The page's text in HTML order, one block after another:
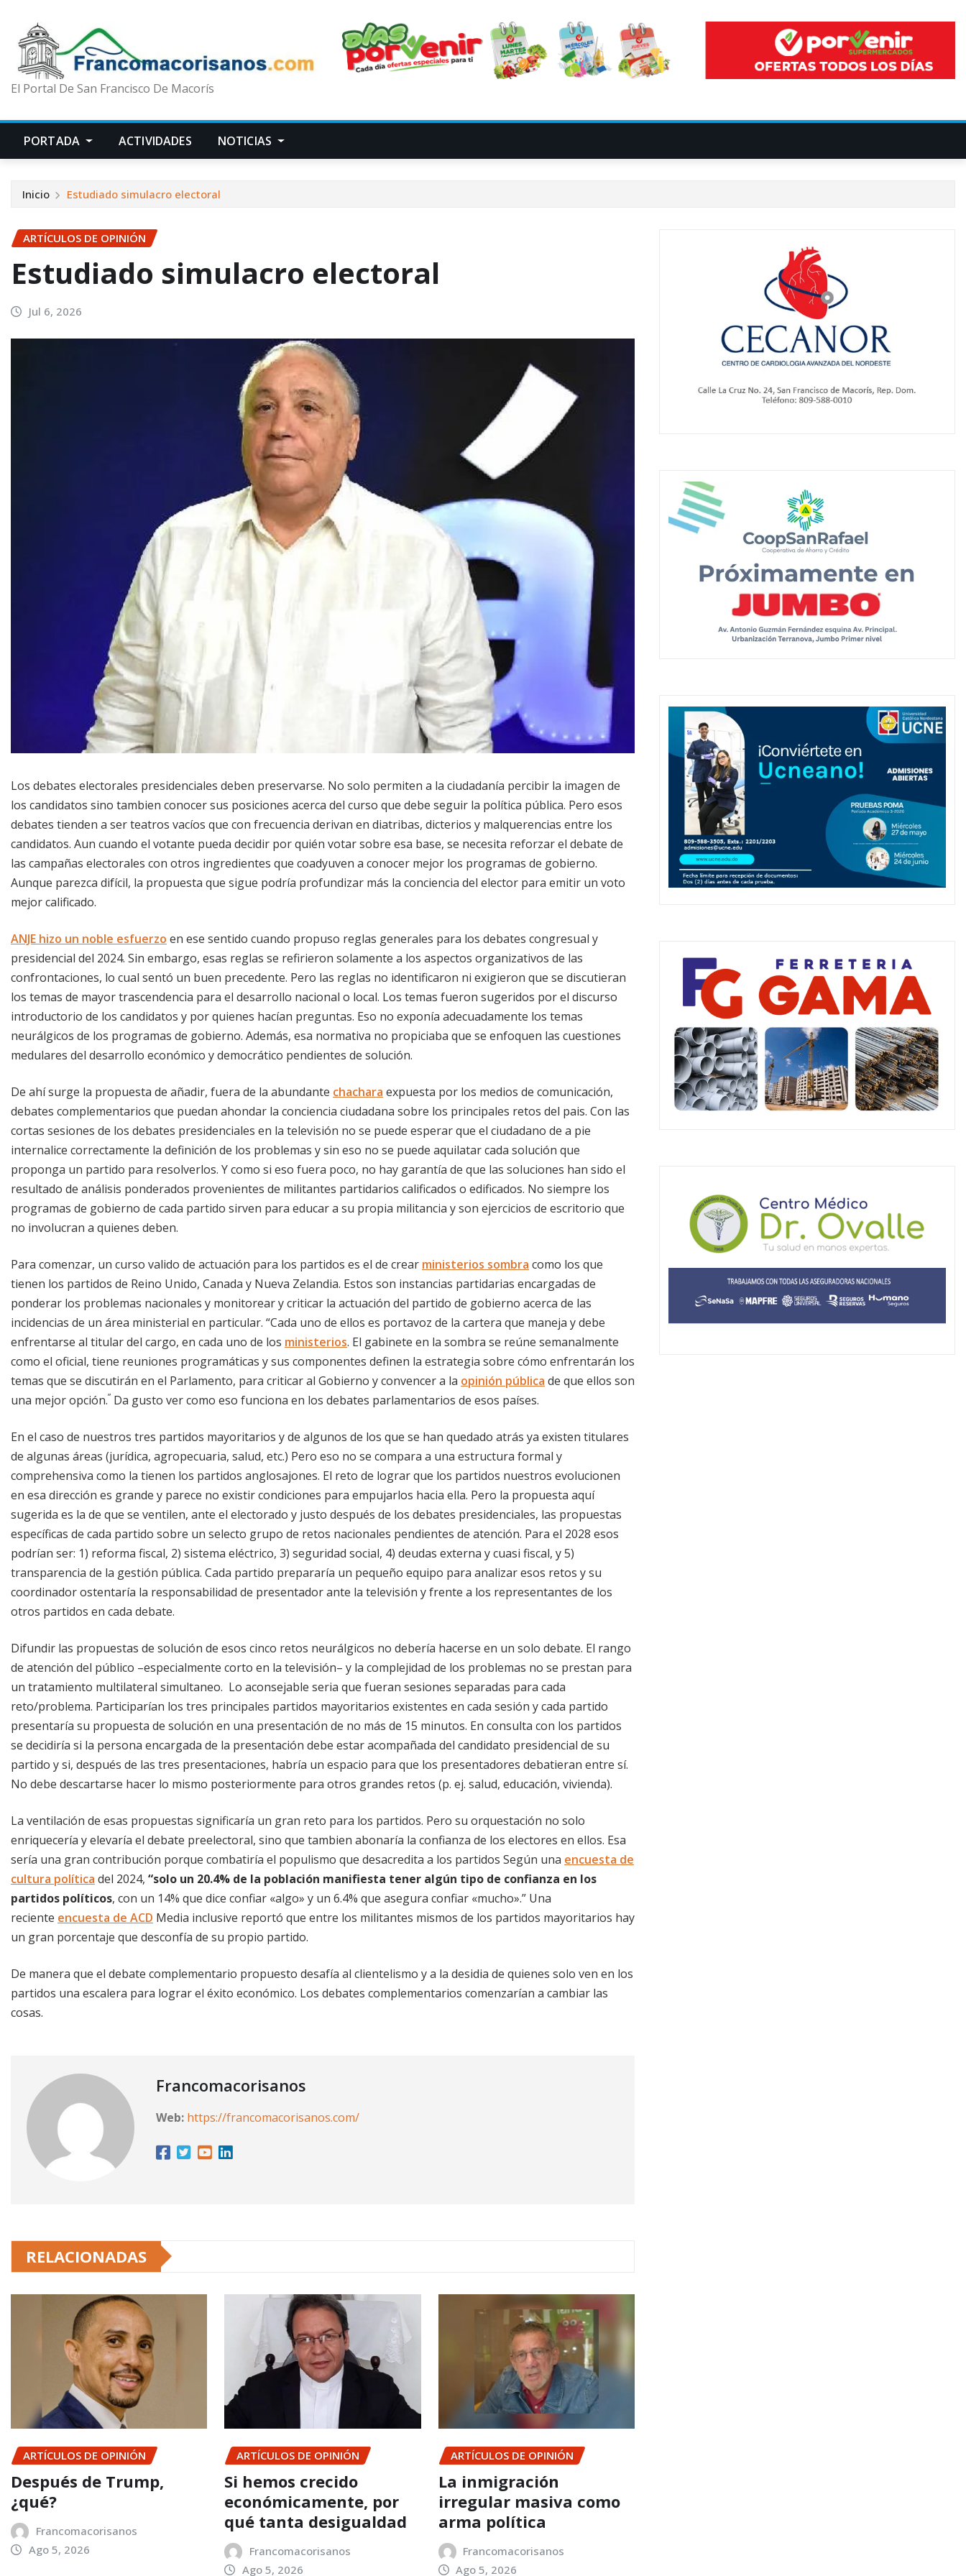
El Portal De San Francisco De Macorís
PORTADA ACTIVIDADES NOTICIAS
Inicio Estudiado simulacro electoral
ARTÍCULOS DE OPINIÓN
Estudiado simulacro electoral
Jul 6, 2026
Los debates electorales presidenciales deben preservarse. No solo permiten a la ciudadanía percibir la imagen de
los candidatos sino tambien conocer sus posiciones acerca del curso que debe seguir la política pública. Pero esos
debates tienden a ser teatros vacíos que con frecuencia derivan en diatribas, dicterios y malquerencias entre los
candidatos. Aun cuando el votante pueda decidir por quién votar sobre esa base, se necesita reforzar el debate de
las campañas electorales con otros ingredientes que coadyuven a conocer mejor los programas de gobierno.
Aunque parezca difícil, la propuesta que sigue podría profundizar más la conciencia del elector para emitir un voto
mejor calificado.
ANJE hizo un noble esfuerzo en ese sentido cuando propuso reglas generales para los debates congresual y
presidencial del 2024. Sin embargo, esas reglas se refirieron solamente a los aspectos organizativos de las
confrontaciones, lo cual sentó un buen precedente. Pero las reglas no identificaron ni exigieron que se discutieran
los temas de mayor trascendencia para el desarrollo nacional o local. Los temas fueron sugeridos por el discurso
introductorio de los candidatos y por quienes hacían preguntas. Eso no exponía adecuadamente los temas
neurálgicos de los programas de gobierno. Además, esa normativa no propiciaba que se enfoquen las cuestiones
medulares del desarrollo económico y democrático pendientes de solución.
De ahí surge la propuesta de añadir, fuera de la abundante chachara expuesta por los medios de comunicación,
debates complementarios que puedan ahondar la conciencia ciudadana sobre los principales retos del pais. Con las
cortas sesiones de los debates presidenciales en la televisión no se puede esperar que el ciudadano de a pie
internalice correctamente la definición de los problemas y sin eso no se puede aquilatar cada solución que
proponga un partido para resolverlos. Y como si eso fuera poco, no hay garantía de que las soluciones han sido el
resultado de análisis ponderados provenientes de militantes partidarios calificados o edificados. No siempre los
programas de gobierno de cada partido sirven para educar a su propia militancia y son ejercicios de escritorio que
no involucran a quienes deben.
Para comenzar, un curso valido de actuación para los partidos es el de crear ministerios sombra como los que
tienen los partidos de Reino Unido, Canada y Nueva Zelandia. Estos son instancias partidarias encargadas de
ponderar los problemas nacionales y monitorear y criticar la actuación del partido de gobierno acerca de las
incidencias de un área ministerial en particular. “Cada uno de ellos es portavoz de la cartera que maneja y debe
enfrentarse al titular del cargo, en cada uno de los ministerios. El gabinete en la sombra se reúne semanalmente
como el oficial, tiene reuniones programáticas y sus componentes definen la estrategia sobre cómo enfrentarán los
temas que se discutirán en el Parlamento, para criticar al Gobierno y convencer a la opinión pública de que ellos son
una mejor opción.” Da gusto ver como eso funciona en los debates parlamentarios de esos países.
En el caso de nuestros tres partidos mayoritarios y de algunos de los que se han quedado atrás ya existen titulares
de algunas áreas (jurídica, agropecuaria, salud, etc.) Pero eso no se compara a una estructura formal y
comprehensiva como la tienen los partidos anglosajones. El reto de lograr que los partidos nuestros evolucionen
en esa dirección es grande y parece no existir condiciones para empujarlos hacia ella. Pero la propuesta aquí
sugerida es la de que se ventilen, ante el electorado y justo después de los debates presidenciales, las propuestas
específicas de cada partido sobre un selecto grupo de retos nacionales pendientes de atención. Para el 2028 esos
podrían ser: 1) reforma fiscal, 2) sistema eléctrico, 3) seguridad social, 4) deudas externa y cuasi fiscal, y 5)
transparencia de la gestión pública. Cada partido prepararía un pequeño equipo para analizar esos retos y su
coordinador ostentaría la responsabilidad de presentador ante la televisión y frente a los representantes de los
otros partidos en cada debate.
Difundir las propuestas de solución de esos cinco retos neurálgicos no debería hacerse en un solo debate. El rango
de atención del público –especialmente corto en la televisión– y la complejidad de los problemas no se prestan para
un tratamiento multilateral simultaneo. Lo aconsejable seria que fueran sesiones separadas para cada
reto/problema. Participarían los tres principales partidos mayoritarios existentes en cada sesión y cada partido
presentaría su propuesta de solución en una presentación de no más de 15 minutos. En consulta con los partidos
se decidiría si la persona encargada de la presentación debe estar acompañada del candidato presidencial de su
partido y si, después de las tres presentaciones, habría un espacio para que los presentadores debatieran entre sí.
No debe descartarse hacer lo mismo posteriormente para otros grandes retos (p. ej. salud, educación, vivienda).
La ventilación de esas propuestas significaría un gran reto para los partidos. Pero su orquestación no solo
enriquecería y elevaría el debate preelectoral, sino que tambien abonaría la confianza de los electores en ellos. Esa
sería una gran contribución porque combatiría el populismo que desacredita a los partidos Según una encuesta de
cultura política del 2024, “solo un 20.4% de la población manifiesta tener algún tipo de confianza en los
partidos políticos, con un 14% que dice confiar «algo» y un 6.4% que asegura confiar «mucho».” Una
reciente encuesta de ACD Media inclusive reportó que entre los militantes mismos de los partidos mayoritarios hay
un gran porcentaje que desconfía de su propio partido.
De manera que el debate complementario propuesto desafía al clientelismo y a la desidia de quienes solo ven en los
partidos una escalera para lograr el éxito económico. Los debates complementarios comenzarían a cambiar las
cosas.
Francomacorisanos
Web: https://francomacorisanos.com/
RELACIONADAS
ARTÍCULOS DE OPINIÓN
Después de Trump,
¿qué?
Francomacorisanos
Ago 5, 2026
ARTÍCULOS DE OPINIÓN
Si hemos crecido
económicamente, por
qué tanta desigualdad
Francomacorisanos
Ago 5, 2026
ARTÍCULOS DE OPINIÓN
La inmigración
irregular masiva como
arma política
Francomacorisanos
Ago 5, 2026